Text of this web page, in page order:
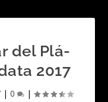
del Plá-
2017
| 0 |